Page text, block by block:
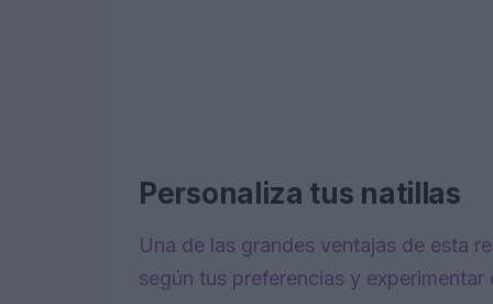
Personaliza tus natillas
Una de las grandes ventajas de esta
según tus preferencias y